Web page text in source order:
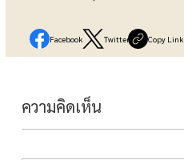
Facebook Twitter Copy Link
ความคิดเห็น